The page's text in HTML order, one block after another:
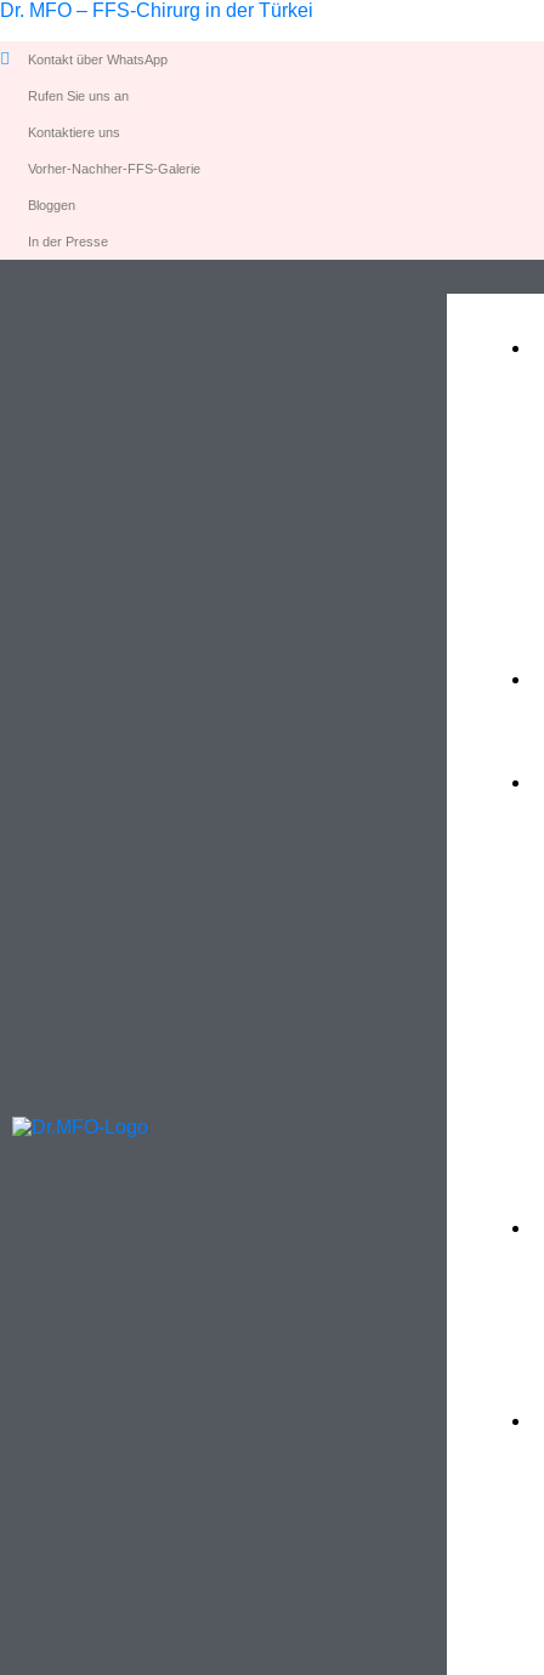
Dr. MFO – FFS-Chirurg in der Türkei
Kontakt über WhatsApp
Rufen Sie uns an
Kontaktiere uns
Vorher-Nachher-FFS-Galerie
Bloggen
In der Presse